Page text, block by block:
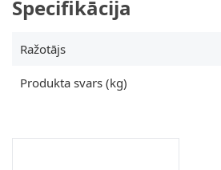
Specifikācija
Ražotājs
Produkta svars (kg)